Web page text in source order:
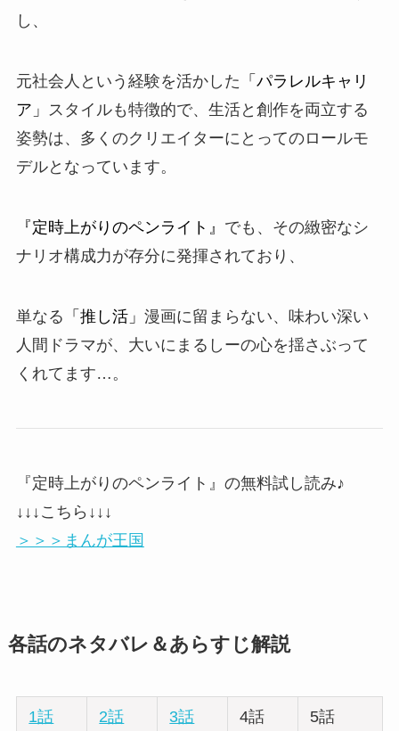
し、
元社会人という経験を活かした 「パラレルキャリ
ア」 スタイルも特徴的で、生活と創作を両立する
姿勢は、多くのクリエイターにとってのロールモ
デルとなっています。
『定時上がりのペンライト』 でも、その緻密なシ
ナリオ構成力が存分に発揮されており、
単なる 「推し活」 漫画に留まらない、味わい深い
人間ドラマが、大いにまるしーの心を揺さぶって
くれてます…。
『定時上がりのペンライト』の無料試し読み♪
↓↓↓こちら↓↓↓
＞＞＞まんが王国
各話のネタバレ＆あらすじ解説
1話 2話 3話 4話 5話